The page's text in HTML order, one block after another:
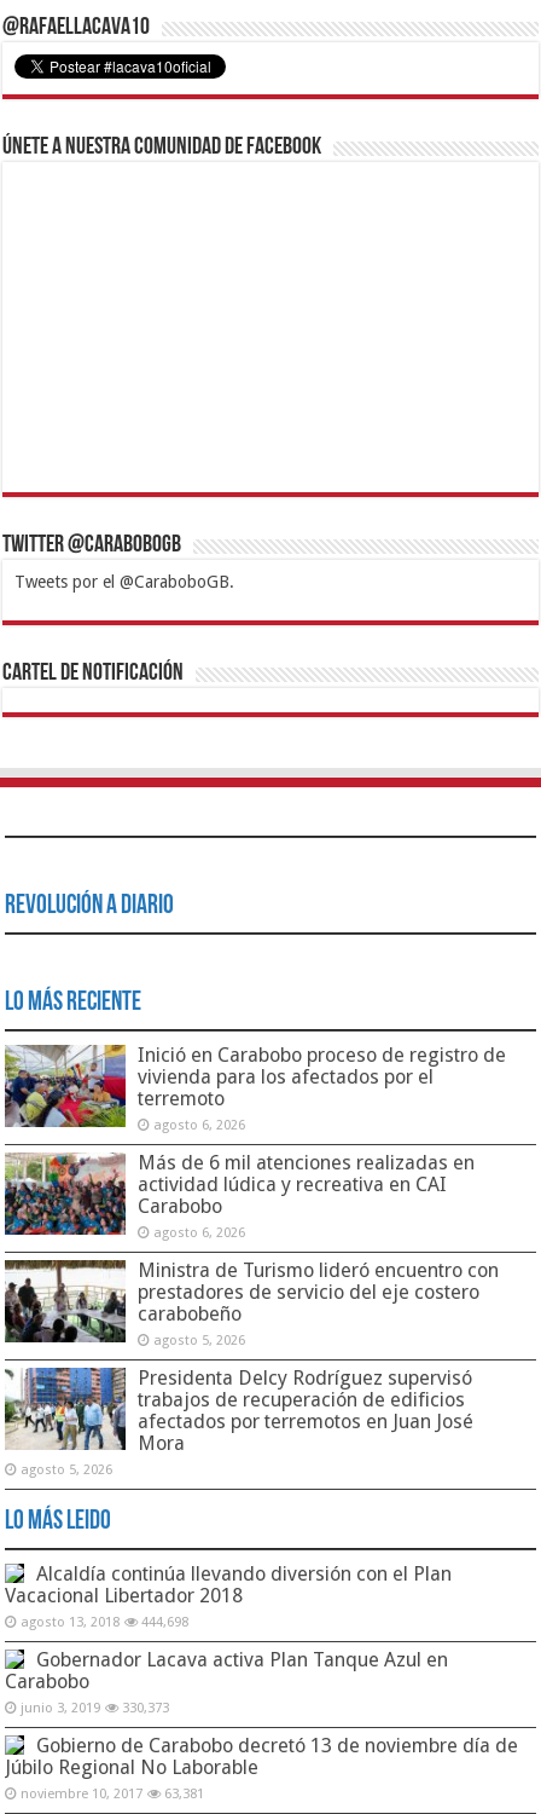
@RafaelLacava10
Únete a nuestra comunidad de Facebook
Twitter @CaraboboGB
Tweets por el @CaraboboGB.
1xbetBetturkeyBetistKralbetSupertotobetTipobetMatadorbetMariobet
https://mvbcasino.com/
Cartel de Notificación
Revolución a Diario
Lo Más Reciente
Inició en Carabobo proceso de registro de
vivienda para los afectados por el
terremoto
agosto 6, 2026
Más de 6 mil atenciones realizadas en
actividad lúdica y recreativa en CAI
Carabobo
agosto 6, 2026
Ministra de Turismo lideró encuentro con
prestadores de servicio del eje costero
carabobeño
agosto 5, 2026
Presidenta Delcy Rodríguez supervisó
trabajos de recuperación de edificios
afectados por terremotos en Juan José
Mora
agosto 5, 2026
Lo Más Leido
Alcaldía continúa llevando diversión con el Plan
Vacacional Libertador 2018
agosto 13, 2018 444,698
Gobernador Lacava activa Plan Tanque Azul en
Carabobo
junio 3, 2019 330,373
Gobierno de Carabobo decretó 13 de noviembre día de
Júbilo Regional No Laborable
noviembre 10, 2017 63,381